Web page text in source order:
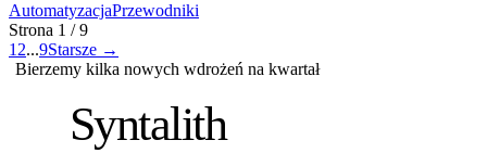
AutomatyzacjaPrzewodniki
Strona 1 /9
1 2...9Starsze →
Bierzemy kilka nowych wdrożeń na kwartał
Syntalith